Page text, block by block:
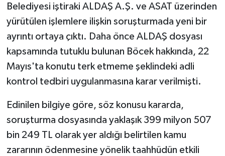
Belediyesi iştiraki ALDAŞ A.Ş. ve ASAT üzerinden
yürütülen işlemlere ilişkin soruşturmada yeni bir
ayrıntı ortaya çıktı. Daha önce ALDAŞ dosyası
kapsamında tutuklu bulunan Böcek hakkında, 22
Mayıs'ta konutu terk etmeme şeklindeki adli
kontrol tedbiri uygulanmasına karar verilmişti.
Edinilen bilgiye göre, söz konusu kararda,
soruşturma dosyasında yaklaşık 399 milyon 507
bin 249 TL olarak yer aldığı belirtilen kamu
zararının ödenmesine yönelik taahhüdün etkili